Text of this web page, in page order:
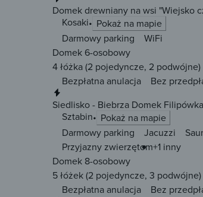
Domek drewniany na wsi "Wiejsko
Kosaki
Pokaż na mapie
Darmowy parking
WiFi
Domek 6-osobowy
4 łóżka(2 pojedyncze, 2 podwójne)
Bezpłatna anulacja
Bez
Siedlisko - Biebrza Domek
Sztabin
Pokaż na mapie
Darmowy parking Jacuzzi
Przyjazny zwierzętom+1 inny
Domek 8-osobowy
5 łóżek(2 pojedyncze, 3 podwójne)
Bezpłatna anulacja
Bez